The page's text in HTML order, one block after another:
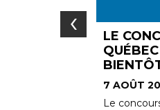
UN
AU
DONS
7 AOÛT
‹